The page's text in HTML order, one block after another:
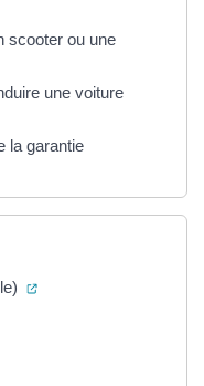
scooter ou une
une voiture
la garantie
(ouverture dans un
dans un nouvel onglet)
dans un nouvel onglet)